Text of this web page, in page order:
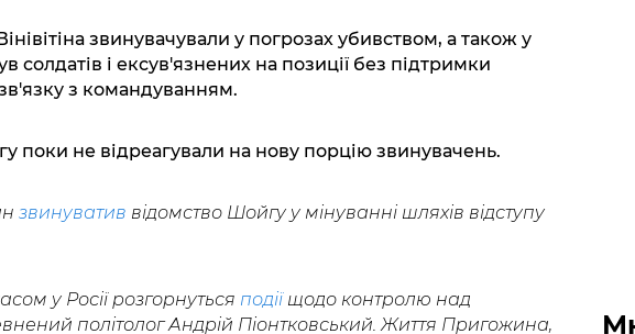
звинувачували у погрозах убивством, а також у
солдатів і ексув'язнених на позиції без підтримки
зв'язку з командуванням.
поки не відреагували на нову порцію звинувачень.
звинуватив відомство Шойгу у мінуванні шляхів відступу
у Росії розгорнуться події щодо контролю над
політолог Андрій Піонтковський. Життя Пригожина,